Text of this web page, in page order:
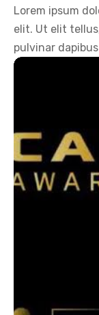
Lorem ipsum
elit. Ut elit
pulvinar